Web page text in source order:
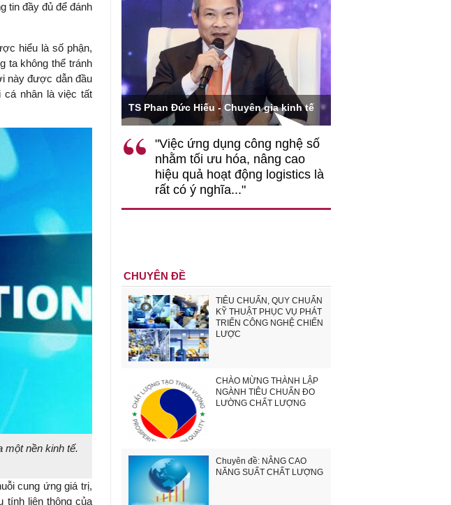
tin đầy đủ để đánh
hiểu là số phận,
ta không thể tránh
này được dẫn đầu
cá nhân là việc tất
một nền kinh tế.
cung ứng giá trị,
tính liên thông của
hiệu quả chính
không chỉ mang ý
ngắn hạn mà còn
tạo nền tảng cho
bền vững dài hạn.
TS Phan Đức Hiếu - Chuyên gia kinh tế
"Việc ứng dụng công nghệ số
nhằm tối ưu hóa, nâng cao
hiệu quả hoạt động logistics là
rất có ý nghĩa..."
CHUYÊN ĐỀ
TIÊU CHUẨN, QUY CHUẨN
KỸ THUẬT PHỤC VỤ PHÁT
TRIỂN CÔNG NGHỆ CHIẾN
LƯỢC
CHÀO MỪNG THÀNH LẬP
NGÀNH TIÊU CHUẨN ĐO
LƯỜNG CHẤT LƯỢNG
Chuyên đề: NÂNG CAO
NĂNG SUẤT CHẤT LƯỢNG